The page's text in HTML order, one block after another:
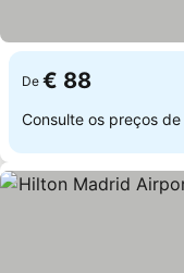
De € 88
Consulte os preços de